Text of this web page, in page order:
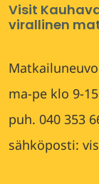
Visit
virallinen
ma-pe klo 9-15
puh. 040 353
sähköposti: